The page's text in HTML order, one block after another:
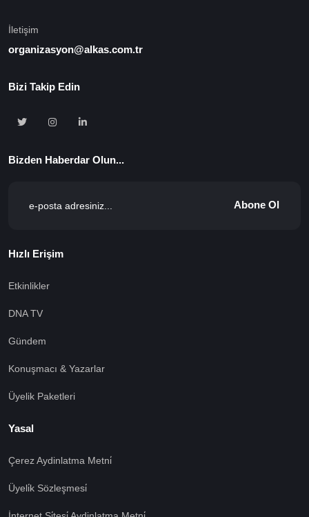
İletişim
organizasyon@alkas.com.tr
Bizi Takip Edin
Bizden Haberdar Olun...
Abone Ol
Hızlı Erişim
Etkinlikler
DNA TV
Gündem
Konuşmacı & Yazarlar
Üyelik Paketleri
Yasal
Çerez Aydinlatma Metni̇
Üyeli̇k Sözleşmesi̇